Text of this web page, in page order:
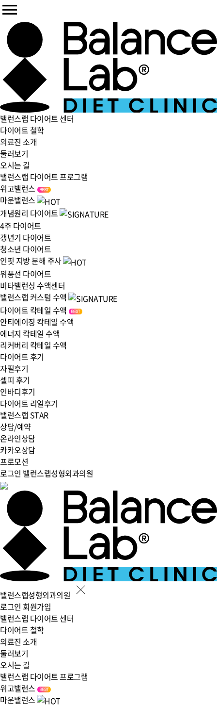
밸런스랩 다이어트 센터
다이어트 철학
의료진 소개
둘러보기
오시는 길
밸런스랩 다이어트 프로그램
위고밸런스
마운밸런스
개념원리 다이어트
4주 다이어트
갱년기 다이어트
청소년 다이어트
인핏 지방 분해 주사
위풍선 다이어트
비타밸런싱 수액센터
밸런스랩 커스텀 수액
다이어트 칵테일 수액
안티에이징 칵테일 수액
에너지 칵테일 수액
리커버리 칵테일 수액
다이어트 후기
자필후기
셀피 후기
인바디후기
다이어트 리얼후기
밸런스랩 STAR
상담/예약
온라인상담
카카오상담
프로모션
로그인 밸런스랩성형외과의원
밸런스랩성형외과의원
로그인 회원가입
밸런스랩 다이어트 센터
다이어트 철학
의료진 소개
둘러보기
오시는 길
밸런스랩 다이어트 프로그램
위고밸런스
마운밸런스